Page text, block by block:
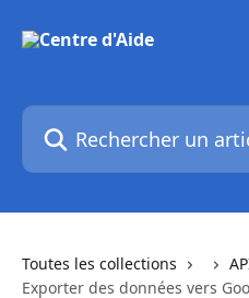
Rechercher un article...
Toutes les collections
Exporter des données vers